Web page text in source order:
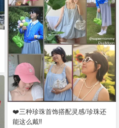
❤️三种珍珠首饰搭配灵感/珍珠还
能这么戴‼️